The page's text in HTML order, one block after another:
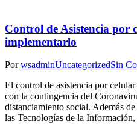
Control de Asistencia por
implementarlo
Por wsadminUncategorizedSin
El control de asistencia por
con la contingencia del
distanciamiento social. Además
las Tecnologías de la